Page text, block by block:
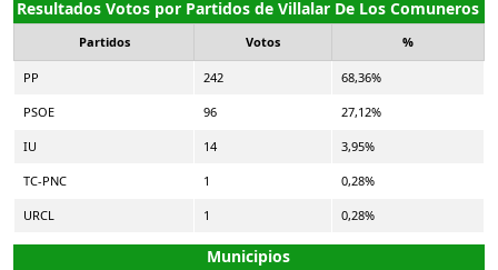
Resultados Votos por Partidos de Villalar De Los Comuneros
Partidos Votos %
PP 242 68,36%
PSOE 96 27,12%
IU 14 3,95%
TC-PNC 1 0,28%
URCL 1 0,28%
Municipios